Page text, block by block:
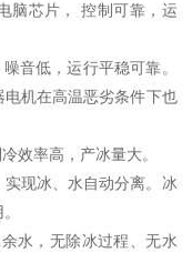
脑芯片， 控制可靠，运
音低，运行平稳可靠。
机在高温恶劣条件下也
效率高，产冰量大。
现冰、水自动分离。冰
水，无除冰过程、无水